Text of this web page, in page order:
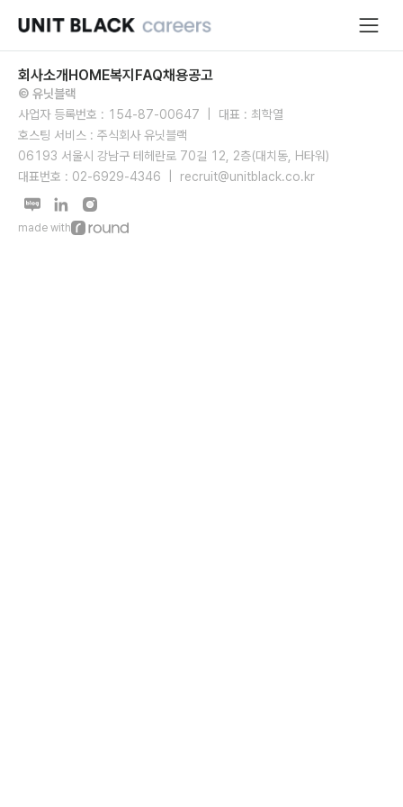
회사소개 HOME복지 FAQ채용공고
© 유닛블랙
사업자 등록번호 : 154-87-00647  |  대표 : 최학열
호스팅 서비스 : 주식회사 유닛블랙
06193 서울시 강남구 테헤란로 70길 12, 2층(대치동, H타워)
대표번호 : 02-6929-4346  |  recruit@unitblack.co.kr
made with